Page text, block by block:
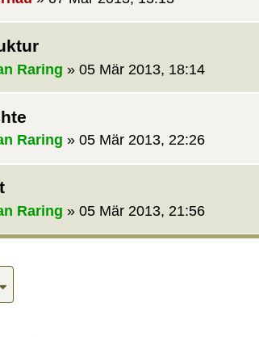
Raring » 05 Mär 2013, 18:14
Raring » 05 Mär 2013, 22:26
Raring » 05 Mär 2013, 21:56